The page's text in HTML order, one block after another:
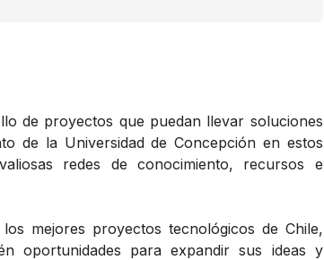
de proyectos que puedan llevar soluciones
de la Universidad de Concepción en estos
redes de conocimiento, recursos e
mejores proyectos tecnológicos de Chile,
oportunidades para expandir sus ideas y